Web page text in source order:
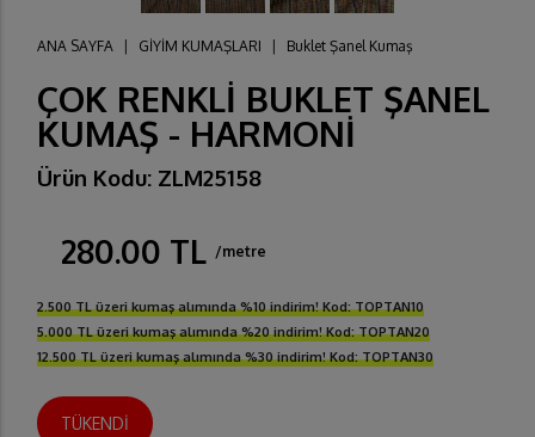
ANA SAYFA GİYİM KUMAŞLARI Buklet Şanel Kumaş
ÇOK RENKLİ BUKLET ŞANEL
KUMAŞ - HARMONİ
Ürün Kodu: ZLM25158
280.00 TL /metre
2.500 TL üzeri kumaş alımında %10 indirim! Kod: TOPTAN10
5.000 TL üzeri kumaş alımında %20 indirim! Kod: TOPTAN20
12.500 TL üzeri kumaş alımında %30 indirim! Kod: TOPTAN30
TÜKENDİ